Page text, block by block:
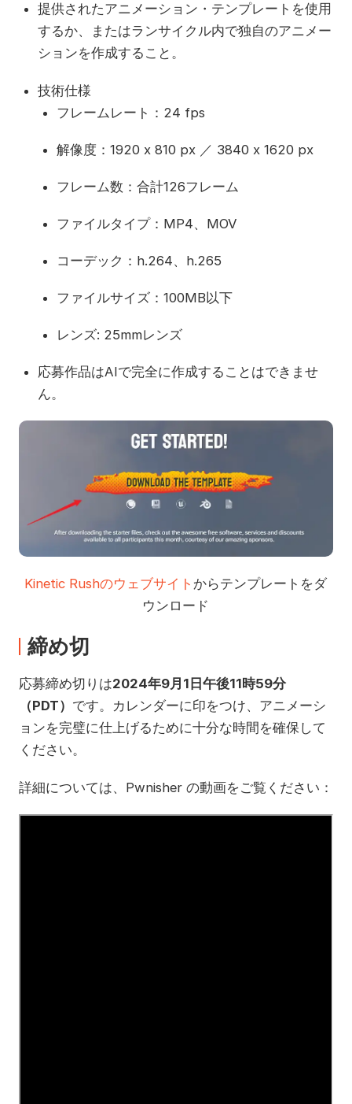
提供されたアニメーション・テンプレートを使用
するか、またはランサイクル内で独自のアニメー
ションを作成すること。
技術仕様
フレームレート：24 fps
解像度：1920 x 810 px ／ 3840 x 1620 px
フレーム数：合計126フレーム
ファイルタイプ：MP4、MOV
コーデック：h.264、h.265
ファイルサイズ：100MB以下
レンズ: 25mmレンズ
応募作品はAIで完全に作成することはできませ
ん。
Kinetic Rushのウェブサイト からテンプレートをダ
ウンロード
締め切
応募締め切りは2024年9月1日午後11時59分
（PDT） です。カレンダーに印をつけ、アニメーシ
ョンを完璧に仕上げるために十分な時間を確保して
ください。
詳細については、Pwnisher の動画をご覧ください：